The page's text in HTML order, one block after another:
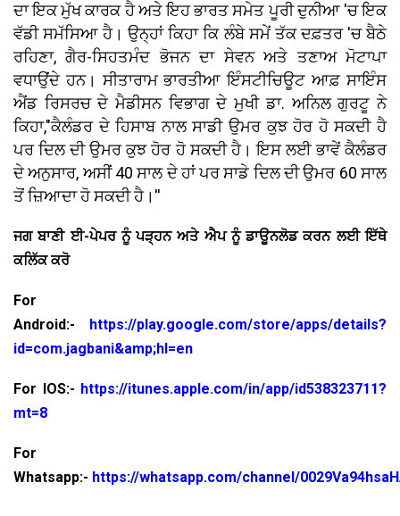
ਦਾ ਇਕ ਮੁੱਖ ਕਾਰਕ ਹੈ ਅਤੇ ਇਹ ਭਾਰਤ ਸਮੇਤ ਪੂਰੀ ਦੁਨੀਆ 'ਚ ਇਕ
ਵੱਡੀ ਸਮੱਸਿਆ ਹੈ। ਉਨ੍ਹਾਂ ਕਿਹਾ ਕਿ ਲੰਬੇ ਸਮੇਂ ਤੱਕ ਦਫ਼ਤਰ 'ਚ ਬੈਠੇ
ਰਹਿਣਾ, ਗੈਰ-ਸਿਹਤਮੰਦ ਭੋਜਨ ਦਾ ਸੇਵਨ ਅਤੇ ਤਣਾਅ ਮੋਟਾਪਾ
ਵਧਾਉਂਦੇ ਹਨ। ਸੀਤਾਰਾਮ ਭਾਰਤੀਆ ਇੰਸਟੀਚਿਊਟ ਆਫ਼ ਸਾਇੰਸ
ਐਂਡ ਰਿਸਰਚ ਦੇ ਮੈਡੀਸਨ ਵਿਭਾਗ ਦੇ ਮੁਖੀ ਡਾ. ਅਨਿਲ ਗੁਰਟੂ ਨੇ
ਕਿਹਾ,"ਕੈਲੰਡਰ ਦੇ ਹਿਸਾਬ ਨਾਲ ਸਾਡੀ ਉਮਰ ਕੁਝ ਹੋਰ ਹੋ ਸਕਦੀ ਹੈ
ਪਰ ਦਿਲ ਦੀ ਉਮਰ ਕੁਝ ਹੋਰ ਹੋ ਸਕਦੀ ਹੈ। ਇਸ ਲਈ ਭਾਵੇਂ ਕੈਲੰਡਰ
ਦੇ ਅਨੁਸਾਰ, ਅਸੀਂ 40 ਸਾਲ ਦੇ ਹਾਂ ਪਰ ਸਾਡੇ ਦਿਲ ਦੀ ਉਮਰ 60 ਸਾਲ
ਤੋਂ ਜ਼ਿਆਦਾ ਹੋ ਸਕਦੀ ਹੈ।''
ਜਗ ਬਾਣੀ ਈ-ਪੇਪਰ ਨੂੰ ਪੜ੍ਹਨ ਅਤੇ ਐਪ ਨੂੰ ਡਾਊਨਲੋਡ ਕਰਨ ਲਈ ਇੱਥੇ
ਕਲਿੱਕ ਕਰੋ
For
Android:-
https://play.google.com/store/apps/details?
id=com.jagbani&amp;hl=en
For IOS:- https://itunes.apple.com/in/app/id538323711?
mt=8
For
Whatsapp:- https://whatsapp.com/channel/